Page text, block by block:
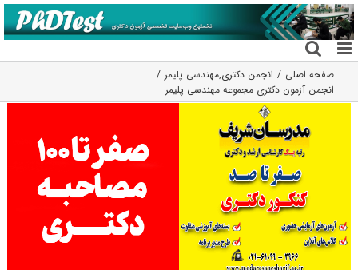
رفتن
به
محتوا
صفحه اصلی انجمن دکتری,مهندسی پلیمر
انجمن آزمون دکتری مجموعه مهندسی پلیمر